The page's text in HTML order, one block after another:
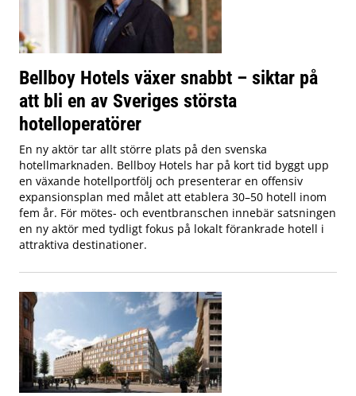
Bellboy Hotels växer snabbt – siktar på
att bli en av Sveriges största
hotelloperatörer
En ny aktör tar allt större plats på den svenska
hotellmarknaden. Bellboy Hotels har på kort tid byggt upp
en växande hotellportfölj och presenterar en offensiv
expansionsplan med målet att etablera 30–50 hotell inom
fem år. För mötes- och eventbranschen innebär satsningen
en ny aktör med tydligt fokus på lokalt förankrade hotell i
attraktiva destinationer.